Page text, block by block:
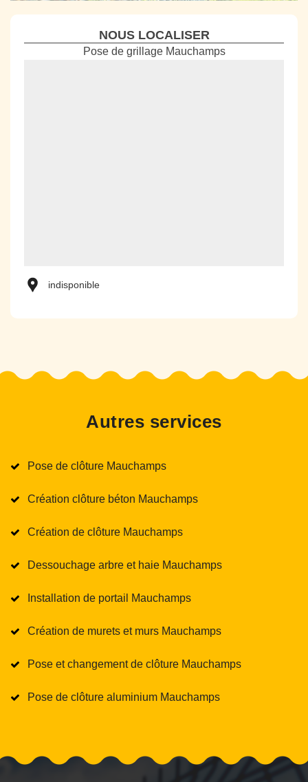
NOUS LOCALISER
Pose de grillage Mauchamps
indisponible
Autres services
Pose de clôture Mauchamps
Création clôture béton Mauchamps
Création de clôture Mauchamps
Dessouchage arbre et haie Mauchamps
Installation de portail Mauchamps
Création de murets et murs Mauchamps
Pose et changement de clôture Mauchamps
Pose de clôture aluminium Mauchamps